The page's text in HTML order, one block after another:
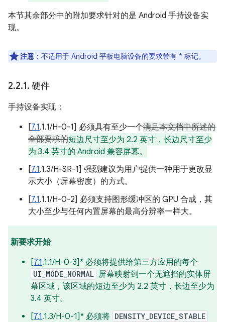
本节其余部分中的附加要求针对的是 Android 手持设备实
现。
注意 ：不适用于 Android 平板电脑设备的要求带有 * 标记。
2.2.1. 硬件
手持设备实现：
[7.1.1.1/H-0-1] 必须具有至少一个满足本文档中所述的
全部要求的短边尺寸至少为 2.2 英寸，长边尺寸至少
为 3.4 英寸的 Android 兼容屏幕。
[7.1.1.3/H-SR-1] 强烈建议为用户提供一种用于更改显
示大小（屏幕密度）的方式。
[7.1.1.1/H-0-2] 必须支持图形缓冲区的 GPU 合成，其
大小至少与任何内置屏幕的最高分辨率一样大。
新要求开始
[7.1.1.1/H-0-3]* 必须将提供给第三方应用的每个
UI_MODE_NORMAL 屏幕映射到一个无遮挡的实体屏
幕区域，该区域的短边至少为 2.2 英寸，长边至少为
3.4 英寸。
[7.1.1.3/H-0-1]* 必须将 DENSITY_DEVICE_STABLE